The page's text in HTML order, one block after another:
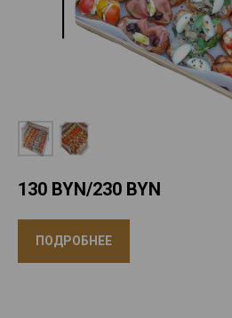
130 BYN/230 BYN
ПОДРОБНЕЕ